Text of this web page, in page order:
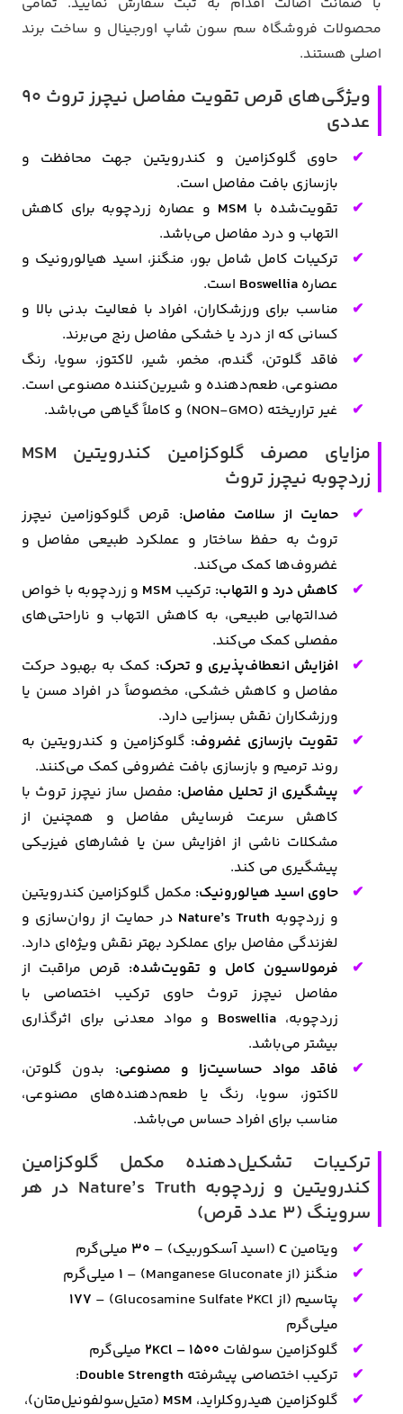
محصولات فروشگاه سم سون شاپ اورجینال و ساخت برند
اصلی هستند.
ویژگی‌های قرص تقویت مفاصل نیچرز تروث 90
عددی
حاوی گلوکزامین و کندرویتین جهت محافظت و
بازسازی بافت مفاصل است.
تقویت‌شده با MSM و عصاره زردچوبه برای کاهش
التهاب و درد مفاصل می‌باشد.
ترکیبات کامل شامل بور، منگنز، اسید هیالورونیک و
عصاره Boswellia است.
مناسب برای ورزشکاران، افراد با فعالیت بدنی بالا و
کسانی که از درد یا خشکی مفاصل رنج می‌برند.
فاقد گلوتن، گندم، مخمر، شیر، لاکتوز، سویا، رنگ
مصنوعی، طعم‌دهنده و شیرین‌کننده مصنوعی است.
غیر تراریخته (NON-GMO) و کاملاً گیاهی می‌باشد.
مزایای مصرف گلوکزامین کندرویتین MSM
زردچوبه نیچرز تروث
حمایت از سلامت مفاصل: قرص گلوکوزامین نیچرز
تروث به حفظ ساختار و عملکرد طبیعی مفاصل و
غضروف‌ها کمک می‌کند.
کاهش درد و التهاب: ترکیب MSM و زردچوبه با خواص
ضدالتهابی طبیعی، به کاهش التهاب و ناراحتی‌های
مفصلی کمک می‌کند.
افزایش انعطاف‌پذیری و تحرک: کمک به بهبود حرکت
مفاصل و کاهش خشکی، مخصوصاً در افراد مسن یا
ورزشکاران نقش بسزایی دارد.
تقویت بازسازی غضروف: گلوکزامین و کندرویتین به
روند ترمیم و بازسازی بافت غضروفی کمک می‌کنند.
پیشگیری از تحلیل مفاصل: مفصل ساز نیچرز تروث با
کاهش سرعت فرسایش مفاصل و همچنین از
مشکلات ناشی از افزایش سن یا فشارهای فیزیکی
پیشگیری می کند.
حاوی اسید هیالورونیک: مکمل گلوکزامین کندرویتین
و زردچوبه Nature’s Truth در حمایت از روان‌سازی و
لغزندگی مفاصل برای عملکرد بهتر نقش ویژه‌ای دارد.
فرمولاسیون کامل و تقویت‌شده: قرص مراقبت از
مفاصل نیچرز تروث حاوی ترکیب اختصاصی با
زردچوبه، Boswellia و مواد معدنی برای اثرگذاری
بیشتر می‌باشد.
فاقد مواد حساسیت‌زا و مصنوعی: بدون گلوتن،
لاکتوز، سویا، رنگ یا طعم‌دهنده‌های مصنوعی،
مناسب برای افراد حساس می‌باشد.
ترکیبات تشکیل‌دهنده مکمل گلوکزامین
کندرویتین و زردچوبه Nature’s Truth در هر
سروینگ (3 عدد قرص)
ویتامین C (اسید آسکوربیک) – 30 میلی‌گرم
منگنز (از Manganese Gluconate) –
1 میلی‌گرم
پتاسیم (از Glucosamine Sulfate 2KCl) –
177
میلی‌گرم
گلوکزامین سولفات 2KCl – 1500 میلی‌گرم
ترکیب اختصاصی پیشرفته Double Strength
:
گلوکزامین هیدروکلراید، MSM (متیل‌سولفونیل‌متان)،